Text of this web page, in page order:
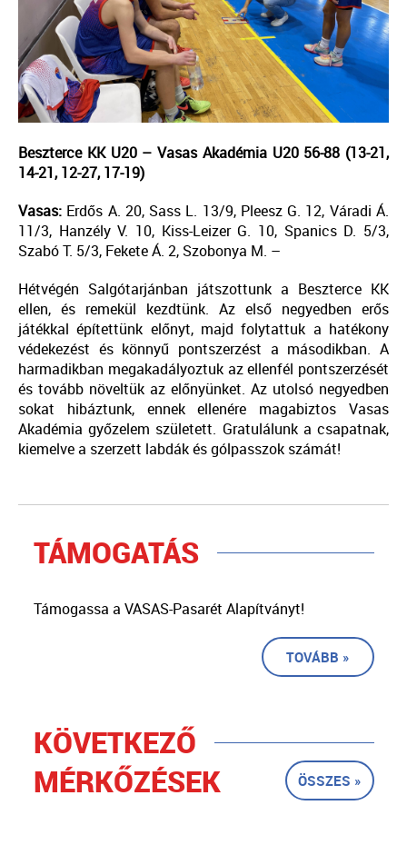
Beszterce KK U20 – Vasas Akadémia U20 56-88 (13-21,
14-21, 12-27, 17-19)
Vasas: Erdős A. 20, Sass L. 13/9, Pleesz G. 12, Váradi Á.
11/3, Hanzély V. 10, Kiss-Leizer G. 10, Spanics D. 5/3,
Szabó T. 5/3, Fekete Á. 2, Szobonya M. –
Hétvégén Salgótarjánban játszottunk a Beszterce KK
ellen, és remekül kezdtünk. Az első negyedben erős
játékkal építettünk előnyt, majd folytattuk a hatékony
védekezést és könnyű pontszerzést a másodikban. A
harmadikban megakadályoztuk az ellenfél pontszerzését
és tovább növeltük az előnyünket. Az utolsó negyedben
sokat hibáztunk, ennek ellenére magabiztos Vasas
Akadémia győzelem született. Gratulálunk a csapatnak,
kiemelve a szerzett labdák és gólpasszok számát!
TÁMOGATÁS
Támogassa a VASAS-Pasarét Alapítványt!
TOVÁBB »
KÖVETKEZŐ
MÉRKŐZÉSEK
ÖSSZES »